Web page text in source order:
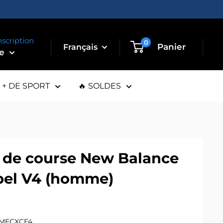
0 Panier
+ DE SPORT 🔥 SOLDES
course New Balance
V4 (homme)